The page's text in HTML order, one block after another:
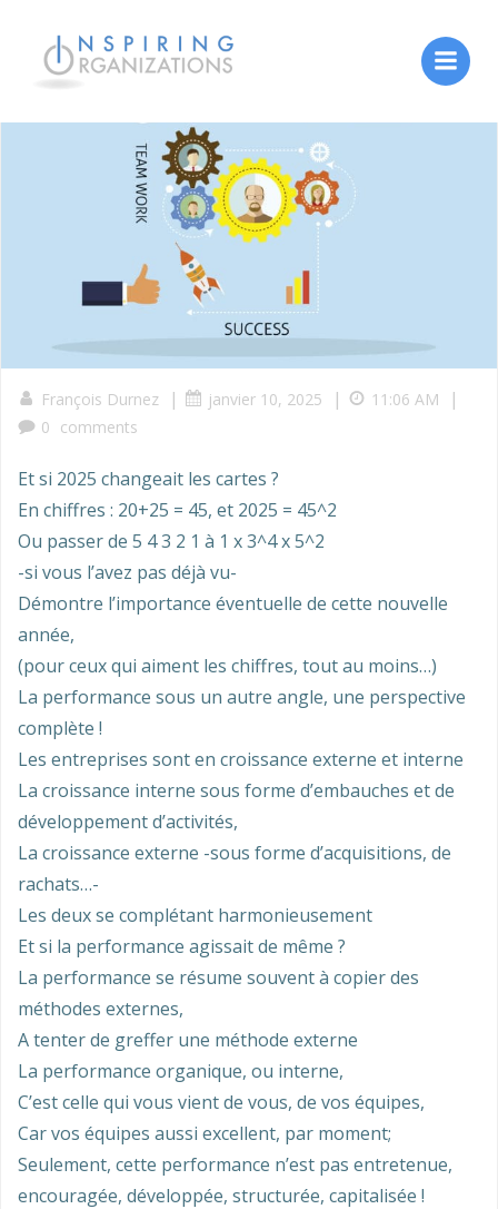
François Durnez | janvier 10, 2025 | 11:06 AM |
0 comments
Et si 2025 changeait les cartes ?
En chiffres : 20+25 = 45, et 2025 = 45^2
Ou passer de 5 4 3 2 1 à 1 x 3^4 x 5^2
-si vous l’avez pas déjà vu-
Démontre l’importance éventuelle de cette nouvelle
année,
(pour ceux qui aiment les chiffres, tout au moins…)
La performance sous un autre angle, une perspective
complète !
Les entreprises sont en croissance externe et interne
La croissance interne sous forme d’embauches et de
développement d’activités,
La croissance externe -sous forme d’acquisitions, de
rachats…-
Les deux se complétant harmonieusement
Et si la performance agissait de même ?
La performance se résume souvent à copier des
méthodes externes,
A tenter de greffer une méthode externe
La performance organique, ou interne,
C’est celle qui vous vient de vous, de vos équipes,
Car vos équipes aussi excellent, par moment;
Seulement, cette performance n’est pas entretenue,
encouragée, développée, structurée, capitalisée !